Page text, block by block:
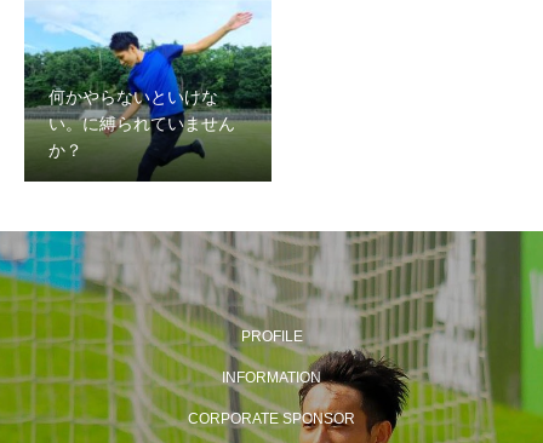
何かやらないといけな
い。に縛られていません
か？
PROFILE
INFORMATION
CORPORATE SPONSOR